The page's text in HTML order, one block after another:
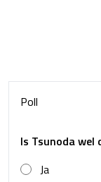
Poll
Is Tsunoda
Ja